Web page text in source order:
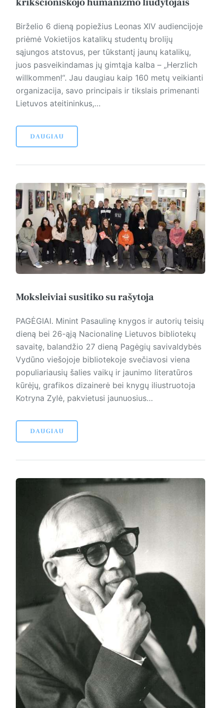
Birželio 6 dieną popiežius Leonas XIV audiencijoje
priėmė Vokietijos katalikų studentų brolijų
sąjungos atstovus, per tūkstantį jaunų katalikų,
juos pasveikindamas jų gimtąja kalba – „Herzlich
willkommen!“. Jau daugiau kaip 160 metų veikianti
organizacija, savo principais ir tikslais primenanti
Lietuvos ateitininkus,…
DAUGIAU
Moksleiviai susitiko su rašytoja
PAGĖGIAI. Minint Pasaulinę knygos ir autorių teisių
dieną bei 26-ąją Nacionalinę Lietuvos bibliotekų
savaitę, balandžio 27 dieną Pagėgių savivaldybės
Vydūno viešojoje bibliotekoje svečiavosi vie­na
populiariausių šalies vaikų ir jaunimo literatūros
kūrėjų, grafikos dizainerė bei knygų iliustruotoja
Kotryna Zylė, pakvietusi jaunuosius…
DAUGIAU